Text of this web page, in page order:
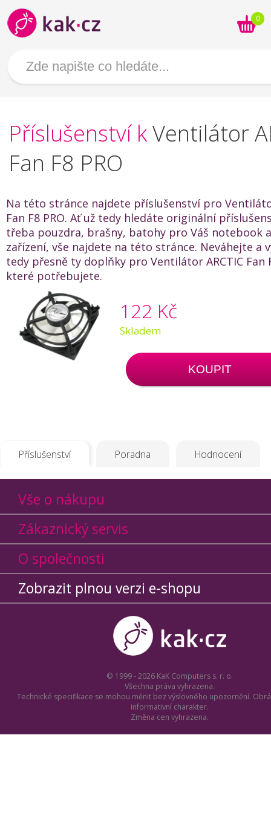
0
Příslušenství kVentilátor
Fan F8 PRO
Na této stránce najdete příslušenství pro
Fan F8 PRO. Ať už tedy hledáte originální
třeba pouzdra, brašny, batohy pro Váš notebook
zařízení, vše najdete na této stránce. Neváhejte a
tedy přesně ty doplňky pro Ventilátor ARCTIC Fan
které potřebujete.
122 Kč
Skladem
KOUPIT
Příslušenství Poradna Hodnocení
Vše o nákupu
Zákaznický servis
O společnosti
Zobrazit plnou verzi e-shopu
© 1999 - 2026 KaK Computers s. r. o.
Všechna práva vyhrazena.
Technické specifikace se mohou měnit bez výslovného upozornění.
informativní charakter.
Změna cen vyhrazena.